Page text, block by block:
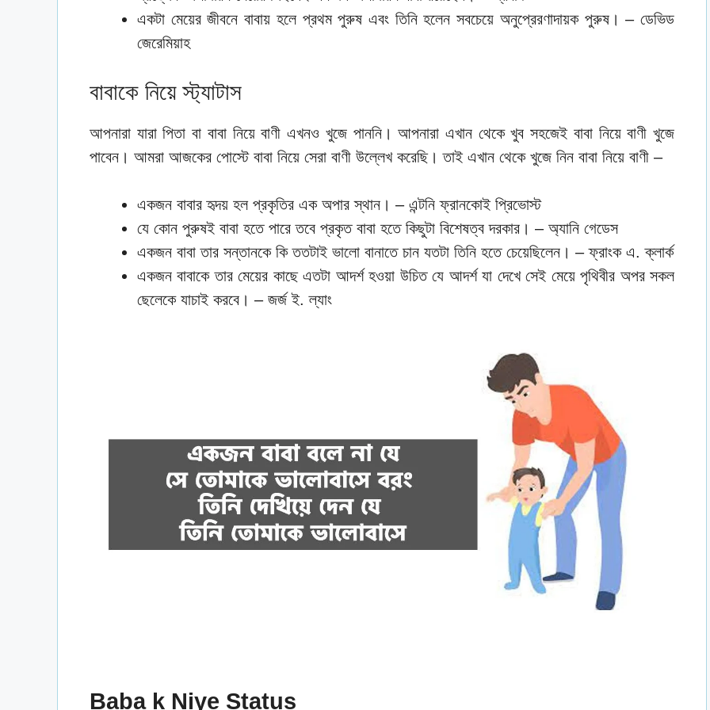
একটা মেয়ের জীবনে বাবায় হলে প্রথম পুরুষ এবং তিনি হলেন সবচেয়ে অনুপ্রেরণাদায়ক পুরুষ। – ডেভিড
জেরেমিয়াহ
বাবাকে নিয়ে স্ট্যাটাস
আপনারা যারা পিতা বা বাবা নিয়ে বাণী এখনও খুজে পাননি। আপনারা এখান থেকে খুব সহজেই বাবা নিয়ে বাণী খুজে
পাবেন। আমরা আজকের পোস্টে বাবা নিয়ে সেরা বাণী উল্লেখ করেছি। তাই এখান থেকে খুজে নিন বাবা নিয়ে বাণী –
একজন বাবার হৃদয় হল প্রকৃতির এক অপার স্থান। – এন্টনি ফ্রানকোই প্রিভোস্ট
যে কোন পুরুষই বাবা হতে পারে তবে প্রকৃত বাবা হতে কিছুটা বিশেষত্ব দরকার। – অ্যানি গেডেস
একজন বাবা তার সন্তানকে কি ততটাই ভালো বানাতে চান যতটা তিনি হতে চেয়েছিলেন। – ফ্রাংক এ. ক্লার্ক
একজন বাবাকে তার মেয়ের কাছে এতটা আদর্শ হওয়া উচিত যে আদর্শ যা দেখে সেই মেয়ে পৃথিবীর অপর সকল
ছেলেকে যাচাই করবে। – জর্জ ই. ল্যাং
Baba k Niye Status